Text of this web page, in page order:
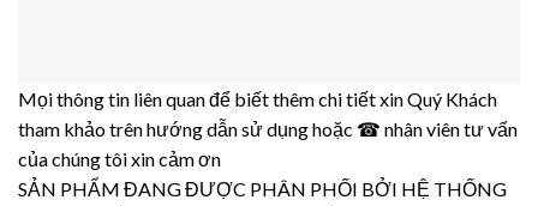
Mọi thông tin liên quan để biết thêm chi tiết xin Quý Khách
tham khảo trên hướng dẫn sử dụng hoặc ☎ nhân viên tư vấn
của chúng tôi xin cảm ơn
SẢN PHẨM ĐANG ĐƯỢC PHÂN PHỐI BỞI HỆ THỐNG